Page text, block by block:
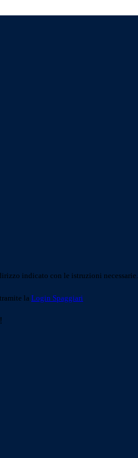
indicato con le istruzioni necessarie.
la Login Spaggiari